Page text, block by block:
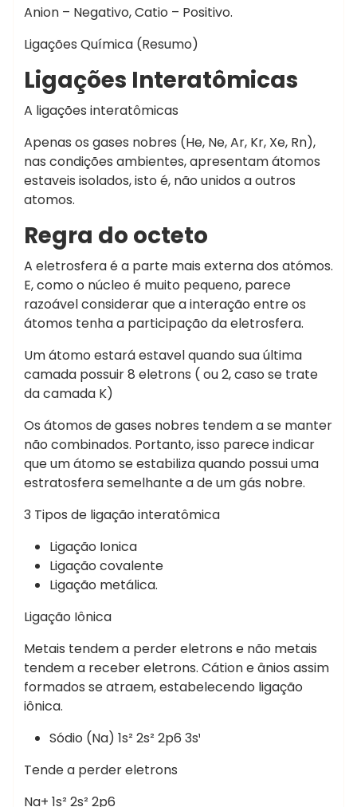
Anion – Negativo, Catio – Positivo.
Ligações Química (Resumo)
Ligações Interatômicas
A ligações interatômicas
Apenas os gases nobres (He, Ne, Ar, Kr, Xe, Rn),
nas condições ambientes, apresentam átomos
estaveis isolados, isto é, não unidos a outros
atomos.
Regra do octeto
A eletrosfera é a parte mais externa dos atómos.
E, como o núcleo é muito pequeno, parece
razoável considerar que a interação entre os
átomos tenha a participação da eletrosfera.
Um átomo estará estavel quando sua última
camada possuir 8 eletrons ( ou 2, caso se trate
da camada K)
Os átomos de gases nobres tendem a se manter
não combinados. Portanto, isso parece indicar
que um átomo se estabiliza quando possui uma
estratosfera semelhante a de um gás nobre.
3 Tipos de ligação interatômica
Ligação Ionica
Ligação covalente
Ligação metálica.
Ligação Iônica
Metais tendem a perder eletrons e não metais
tendem a receber eletrons. Cátion e ânios assim
formados se atraem, estabelecendo ligação
iônica.
Sódio (Na) 1s² 2s² 2p6 3s¹
Tende a perder eletrons
Na+ 1s² 2s² 2p6